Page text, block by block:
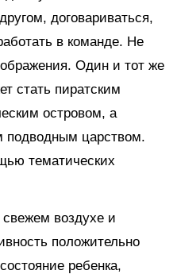
договариваться,
в команде. Не
Один и тот же
стать пиратским
островом, а
царством.
тематических
воздухе и
положительно
ребенка,